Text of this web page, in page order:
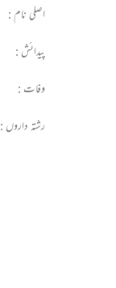
اصلی نام :
پیدائش :
وفات :
رشتہ داروں :